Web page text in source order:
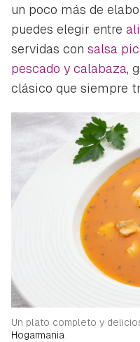
un poco más de
puedes elegir entre
servidas con salsa
pescado y calabaza,
clásico que siempre
Un plato completo y
Hogarmania